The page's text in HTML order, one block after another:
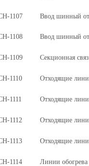
1107 Ввод шинный
1108 Ввод шинный от
1109 Секционная
1110 Отходящие
1111 Отходящие
1112 Отходящие
1113 Отходящие
1114 Линии